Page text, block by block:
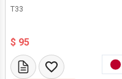
T33
$ 95